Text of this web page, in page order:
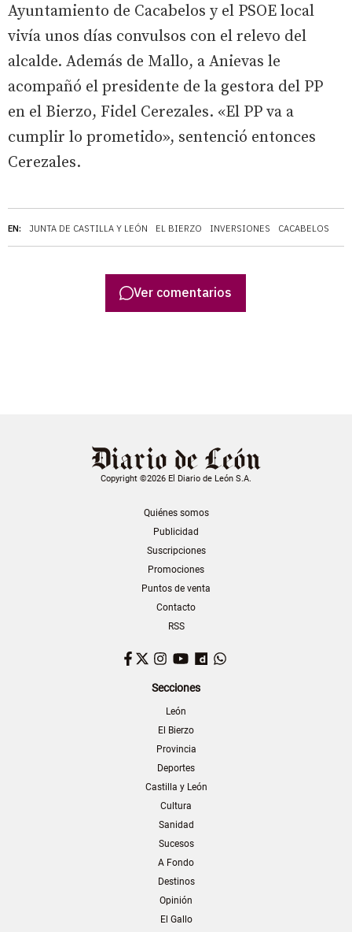
EN: JUNTA DE CASTILLA Y LEÓN EL BIERZO INVERSIONES CACABELOS
Ayuntamiento de Cacabelos y el PSOE local
vivía unos días convulsos con el relevo del
alcalde. Además de Mallo, a Anievas le
acompañó el presidente de la gestora del PP
en el Bierzo, Fidel Cerezales. «El PP va a
cumplir lo prometido», sentenció entonces
Cerezales.
Ver comentarios
Copyright ©2026 El Diario de León S.A.
Quiénes somos
Publicidad
Suscripciones
Promociones
Puntos de venta
Contacto
RSS
Facebook
TwitterInstagram
YouTubeDailymotion
Secciones
León
El Bierzo
Provincia
Deportes
Castilla y León
Cultura
Sanidad
Sucesos
A Fondo
Destinos
Opinión
El Gallo